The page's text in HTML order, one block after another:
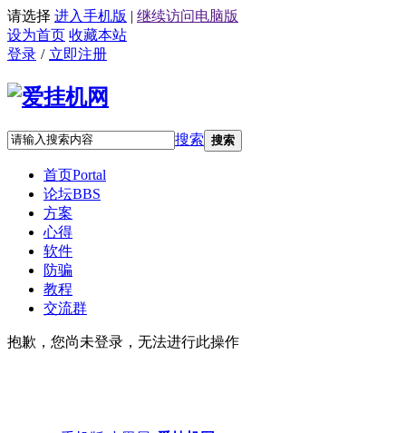
请选择 进入手机版 | 继续访问电脑版
设为首页 收藏本站
登录 / 立即注册
搜索 搜索
首页Portal
论坛BBS
方案
心得
软件
防骗
教程
交流群
抱歉，您尚未登录，无法进行此操作